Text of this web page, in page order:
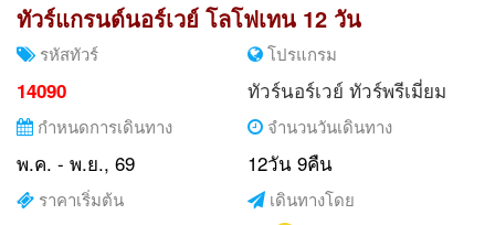
ทัวร์แกรนด์นอร์เวย์ โลโฟเทน 12 วัน
รหัสทัวร์
14090
โปรแกรม
ทัวร์นอร์เวย์ ทัวร์พรีเมี่ยม
กำหนดการเดินทาง
พ.ค. - พ.ย., 69
จำนวนวันเดินทาง
12วัน 9คืน
ราคาเริ่มต้น เดินทางโดย